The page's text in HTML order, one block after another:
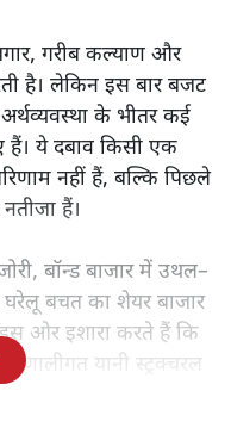
गरीब कल्याण और
है। लेकिन इस बार बजट
के भीतर कई
ये दबाव किसी एक
नहीं हैं, बल्कि पिछले
हैं।
बॉन्ड बाजार में उथल–
बचत का शेयर बाजार
ओर इशारा करते हैं कि
यानी स्ट्रक्चरल